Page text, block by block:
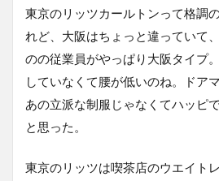
東京のリッツカールトンって格調
れど、大阪はちょっと違っていて
のの従業員がやっぱり大阪タイプ
していなくて腰が低いのね。ドア
あの立派な制服じゃなくてハッピ
と思った。
東京のリッツは喫茶店のウエイト